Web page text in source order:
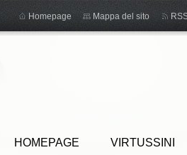
HOMEPAGE VIRTUSSINI
Homepage Mappa del sito